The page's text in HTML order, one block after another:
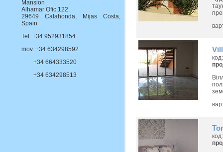
Mansion
Alhamar Ofic.122.
29649 Calahonda, Mijas Costa,
Spain
Tel. +34 952931854
mov. +34 634298592
+34 664333520
+34 634298513